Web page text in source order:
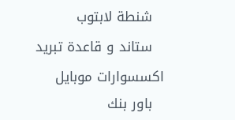
شنطة لابتوب
ستاند و قاعدة تبريد
اكسسوارات موبايل
باور بنك